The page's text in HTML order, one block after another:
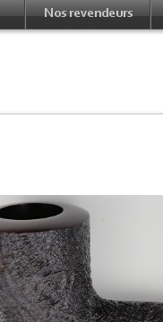
Nos revendeurs